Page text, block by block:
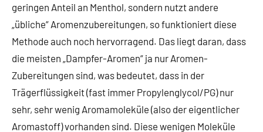
geringen Anteil an Menthol, sondern nutzt andere
„übliche“ Aromenzubereitungen, so funktioniert diese
Methode auch noch hervorragend. Das liegt daran, dass
die meisten „Dampfer-Aromen“ ja nur Aromen-
Zubereitungen sind, was bedeutet, dass in der
Trägerflüssigkeit (fast immer Propylenglycol/PG) nur
sehr, sehr wenig Aromamoleküle (also der eigentlicher
Aromastoff) vorhanden sind. Diese wenigen Moleküle